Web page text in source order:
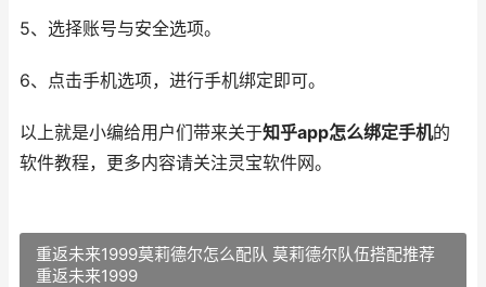
5、选择账号与安全选项。
6、点击手机选项，进行手机绑定即可。
以上就是小编给用户们带来关于知乎app怎么绑定手机的
软件教程，更多内容请关注灵宝软件网。
重返未来1999莫莉德尔怎么配队 莫莉德尔队伍搭配推荐
重返未来1999